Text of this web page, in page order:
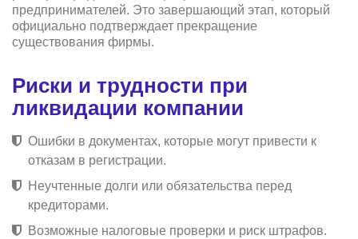
предпринимателей. Это завершающий этап, который
официально подтверждает прекращение
существования фирмы.
Риски и трудности при
ликвидации компании
Ошибки в документах, которые могут привести к
отказам в регистрации.
Неучтенные долги или обязательства перед
кредиторами.
Возможные налоговые проверки и риск штрафов.